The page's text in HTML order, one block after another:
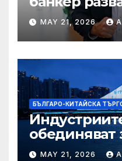
надеждите
Болсонаро
Бразилия
MAY 21, 2026
БЪЛГАРО-КИТАЙСКА
обединяват
MAY 21, 2026